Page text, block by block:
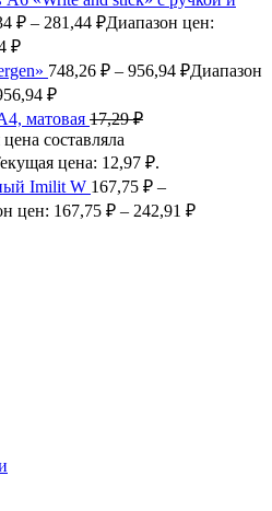
₽ – 281,44 ₽Диапазон цен:
₽
748,26 ₽ – 956,94 ₽Диапазон
₽
матовая 17,29₽
составляла
цена: 12,97 ₽.
Imilit W 167,75 ₽ –
цен: 167,75 ₽ – 242,91 ₽